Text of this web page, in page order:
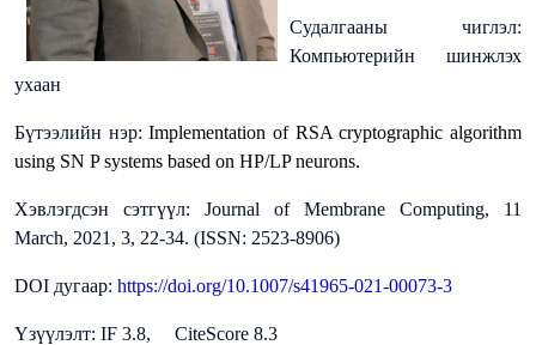
Судалгааны чиглэл:
Компьютерийн шинжлэх
ухаан
Бүтээлийн нэр:Implementation of RSA cryptographic algorithm
using SN P systems based on HP/LP neurons.
Хэвлэгдсэн сэтгүүл: Journal of Membrane Computing, 11
March, 2021, 3, 22-34. (ISSN: 2523-8906)
DOI дугаар: https://doi.org/10.1007/s41965-021-00073-3
Үзүүлэлт: IF 3.8, CiteScore 8.3